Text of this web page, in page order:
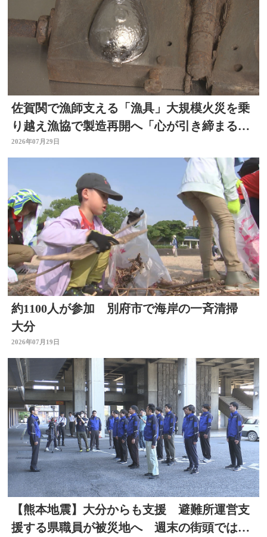
佐賀関で漁師支える「漁具」大規模火災を乗
り越え漁協で製造再開へ「心が引き締まる」
大分
2026年07月29日
約1100人が参加 別府市で海岸の一斉清掃
大分
2026年07月19日
【熊本地震】大分からも支援 避難所運営支
援する県職員が被災地へ 週末の街頭では募